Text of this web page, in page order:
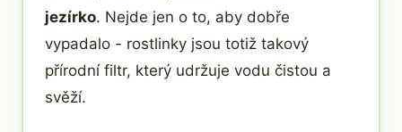
jezírko. Nejde jen o to, aby dobře
vypadalo - rostlinky jsou totiž takový
přírodní filtr, který udržuje vodu čistou a
svěží.